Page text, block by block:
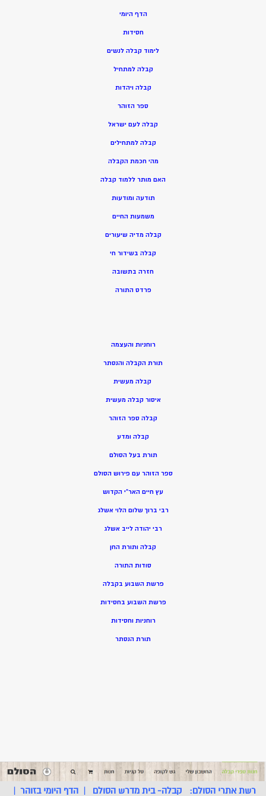
הדף היומי
חסידות
לימוד קבלה לנשים
קבלה למתחיל
קבלה ויהדות
ספר הזוהר
קבלה לעם ישראל
קבלה למתחילים
מהי חכמת הקבלה
האם מותר ללמוד קבלה
תודעה ומודעות
משמעות החיים
קבלה מדיה שיעורים
קבלה בשידור חי
חזרה בתשובה
פרדס התורה
רוחניות והעצמה
תורת הקבלה והנסתר
קבלה מעשית
איסור קבלה מעשית
קבלה ספר הזוהר
קבלה ומדע
תורת בעל הסולם
ספר הזוהר עם פירוש הסולם
עץ חיים האר”י הקדוש
רבי ברוך שלום הלוי אשלג
רבי יהודה לייב אשלג
קבלה ותורת החן
סודות התורה
פרשת השבוע בקבלה
פרשת השבוע בחסידות
רוחניות וחסידות
תורת הנסתר
רשת אתרי הסולם: קבלה- בית מדרש הסולם |הדף היומי בזוהר |